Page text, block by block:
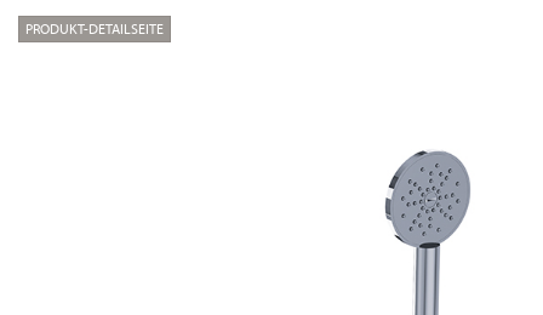
PRODUKT-DETAILSEITE